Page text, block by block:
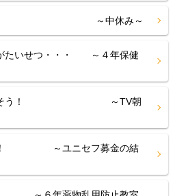
よ～ ～中休み～
たいせつ・・・ ～４年保健
うつそう！ ～TV朝
集！ ～ユニセフ募金の結